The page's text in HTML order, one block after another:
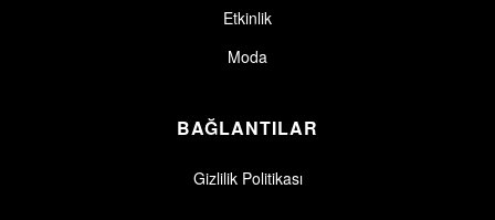
Etkinlik
Moda
BAĞLANTILAR
Gizlilik Politikası